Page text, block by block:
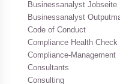
Businessanalyst Jobseite
Businessanalyst
Code of Conduct
Compliance Health Check
Compliance-Management
Consultants
Consulting